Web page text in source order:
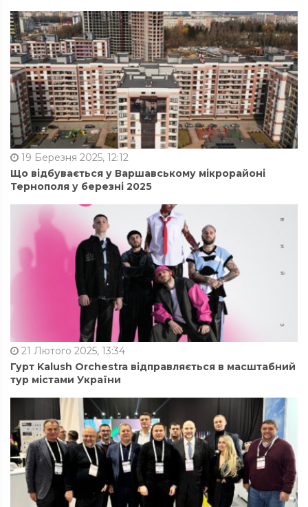
19 Березня 2025, 12:12
Що відбувається у Варшавському мікрорайоні
Тернополя у березні 2025
21 Лютого 2025, 13:34
Гурт Kalush Orchestra відправляється в масштабний
тур містами України